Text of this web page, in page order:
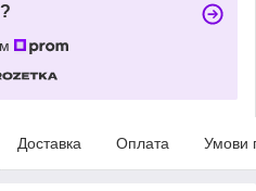
Доставка Оплата Умови